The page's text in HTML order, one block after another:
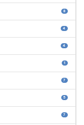
8
4
4
1
7
5
7